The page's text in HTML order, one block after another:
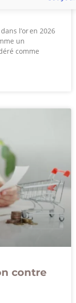
l’or en 2026
un
comme
contre